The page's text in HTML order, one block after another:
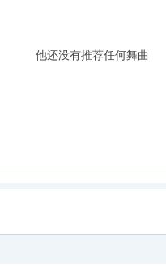
他还没有推荐任何舞曲